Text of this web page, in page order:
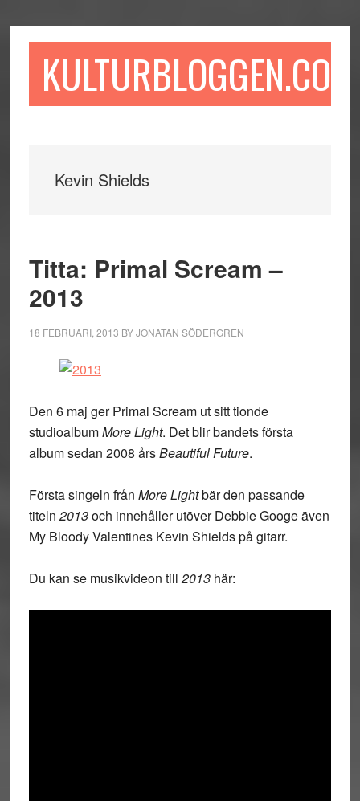
till
till
sidofältet
till
KULTURBLOGGEN.COM
Kevin Shields
Titta: Primal Scream –
2013
18 FEBRUARI, 2013 BYJONATAN SÖDERGREN
Den 6 maj ger Primal Scream ut sitt tionde
studioalbumMore Light. Det blir bandets första
album sedan 2008 årsBeautiful Future.
Första singeln från More Lightbär den passande
titeln 2013och innehåller utöver Debbie Googe även
My Bloody Valentines Kevin Shields på gitarr.
Du kan se musikvideon till 2013här: